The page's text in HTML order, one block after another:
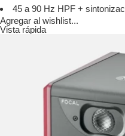
45 a 90 Hz HPF +
Agregar al wishlist...
Vista rápida